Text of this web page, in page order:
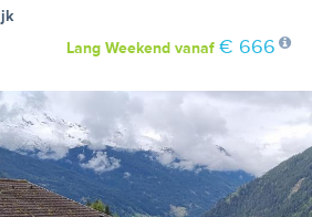
Lang Weekendvanaf € 666